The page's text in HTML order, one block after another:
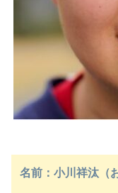
名前：小川祥汰（